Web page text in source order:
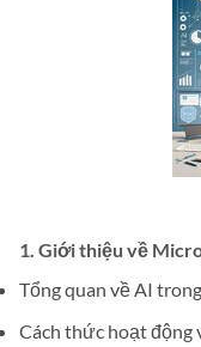
1. Giới thiệu về
Tổng quan về AI
Cách thức hoạt động